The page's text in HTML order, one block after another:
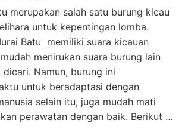
merupakan salah satu burung kicau
untuk kepentingan lomba.
Batu memiliki suara kicauan
menirukan suara burung lain
Namun, burung ini
untuk beradaptasi dengan
selain itu, juga mudah mati
perawatan dengan baik. Berikut …